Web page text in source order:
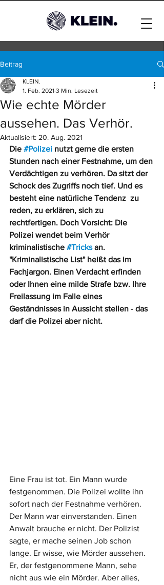
Beitrag
Wie echte Mörder
aussehen. Das Verhör.
KLEIN.
1. Feb. 2021 3 Min. Lesezeit
Aktualisiert: 20. Aug. 2021
Die #Polizei nutzt gerne die ersten
Stunden nach einer Festnahme, um den
Verdächtigen zu verhören. Da sitzt der
Schock des Zugriffs noch tief. Und es
besteht eine natürliche Tendenz  zu
reden, zu erklären, sich zu
rechtfertigen. Doch Vorsicht: Die
Polizei wendet beim Verhör
kriminalistische #Tricks an.
"Kriminalistische List" heißt das im
Fachjargon. Einen Verdacht erfinden
oder Ihnen eine milde Strafe bzw. Ihre
Freilassung im Falle eines
Geständnisses in Aussicht stellen - das
darf die Polizei aber nicht.
Eine Frau ist tot. Ein Mann wurde
festgenommen. Die Polizei wollte ihn
sofort nach der Festnahme verhören.
Der Mann war einverstanden. Einen
Anwalt brauche er nicht. Der Polizist
sagte, er mache seinen Job schon
lange. Er wisse, wie Mörder aussehen.
Er, der festgenommene Mann, sehe
nicht aus wie ein Mörder. Aber alles,